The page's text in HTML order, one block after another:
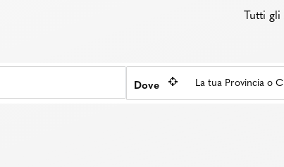
Tutti
Dove